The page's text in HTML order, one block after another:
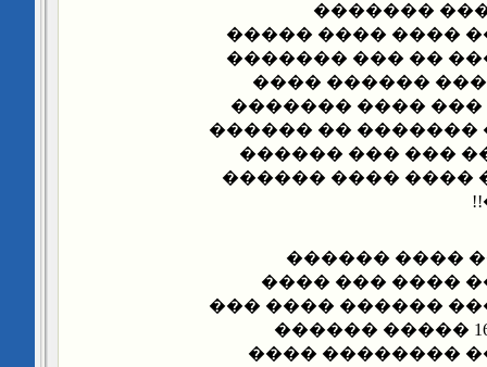
�����: ���
������ ������ ��
��� ����
��������
����� ��������
����� ���� ����
����������..
��� ����� ��� ��
�����
������ ���
���� ���� �������
��������.. ���� 16 ����� ������
����� �������